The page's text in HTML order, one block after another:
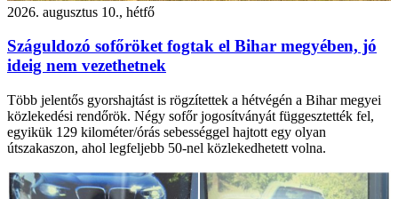
2026. augusztus 10., hétfő
Száguldozó sofőröket fogtak el Bihar megyében, jó
ideig nem vezethetnek
Több jelentős gyorshajtást is rögzítettek a hétvégén a Bihar megyei
közlekedési rendőrök. Négy sofőr jogosítványát függesztették fel,
egyikük 129 kilométer/órás sebességgel hajtott egy olyan
útszakaszon, ahol legfeljebb 50-nel közlekedhetett volna.